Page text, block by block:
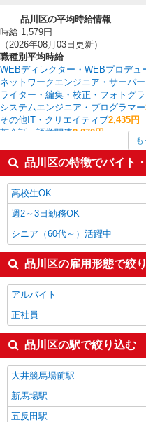
品川区の平均時給情報
時給 1,579円
（2026年08月03日更新）
職種別平均時給
WEBディレクター・WEBプロデュ
ネットワークエンジニア・サーバ
ライター・編集・校正・フォトグ
システムエンジニア・プログラマー
その他IT・クリエイティブ2,435円
英会話・語学関連2,070円
経理・人事・労務・総務・法務
コールセンター 1,855円
看護師・保健師・看護助手・助産師
品川区の他の職種の平均時給を見る
品川区の特徴でバイト
高校生OK
週2～3日勤務OK
シニア（60代～）活躍中
品川区の雇用形態で絞
アルバイト
正社員
品川区の駅で絞り込む
大井競馬場前駅
新馬場駅
五反田駅